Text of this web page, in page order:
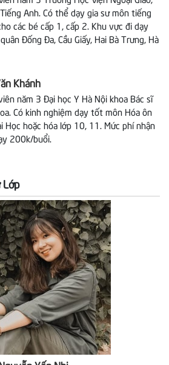
Anh. Có thể dạy gia sư môn tiếng
các bé cấp 1, cấp 2. Khu vực đi dạy
Đống Đa, Cầu Giấy, Hai Bà Trưng, Hà
Khánh
năm 3 Đại học Y Hà Nội khoa Bác sĩ
Có kinh nghiệm dạy tốt môn Hóa ôn
Học hoặc hóa lớp 10, 11. Mức phí nhận
200k/buổi.
Lớp